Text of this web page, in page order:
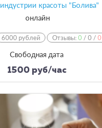
красоты "Болива"
онлайн
6000 рублей Отзывы:0 /0 /0
Свободная дата
1500 руб/час